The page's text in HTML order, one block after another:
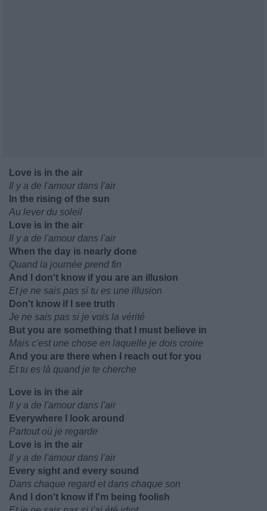
Love is in the air
Il y a de l'amour dans l'air
In the rising of the sun
Au lever du soleil
Love is in the air
Il y a de l'amour dans l'air
When the day is nearly done
Quand la journée prend fin
And I don't know if you are an illusion
Et je ne sais pas si tu es une illusion
Don't know if I see truth
Je ne sais pas si je vois la vérité
But you are something that I must believe in
Mais c'est une chose en laquelle je dois croire
And you are there when I reach out for you
Et tu es là quand je te cherche
Love is in the air
Il y a de l'amour dans l'air
Everywhere I look around
Partout où je regarde
Love is in the air
Il y a de l'amour dans l'air
Every sight and every sound
Dans chaque regard et dans chaque son
And I don't know if I'm being foolish